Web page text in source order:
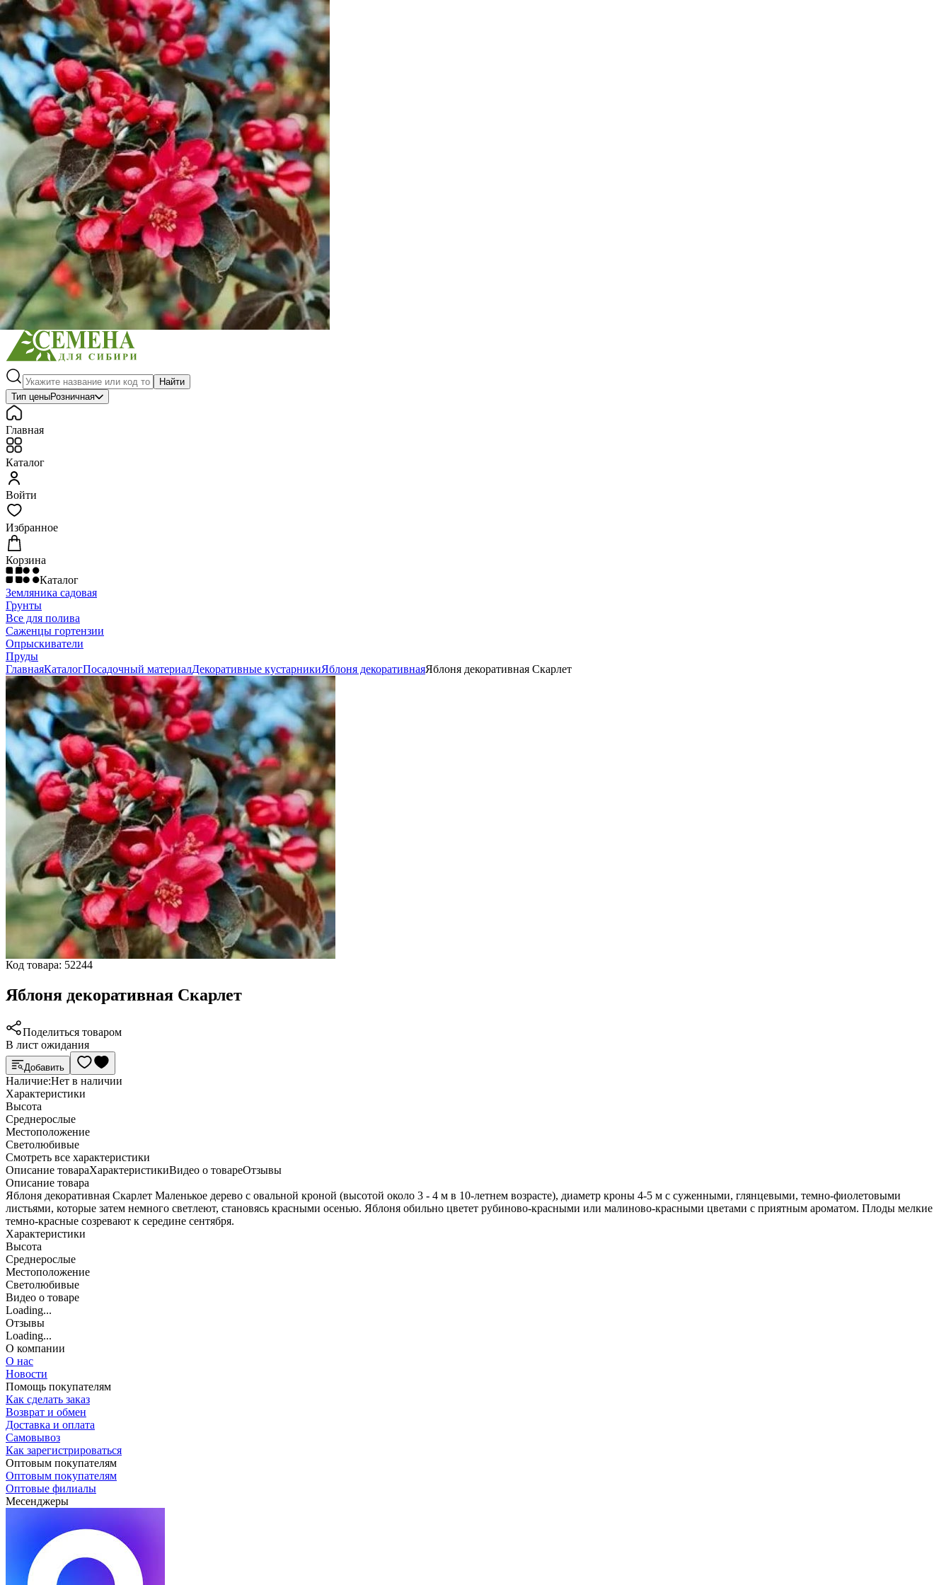
Выберите город
Обратный звонокЗаказать обратный звонок
Каталог
Семена
Грунты
Газонные травы, сидераты
Горшки, рассадники, аксессуары
Посадочный материал
Садовый инструмент, инвентарь
Консервирование
Средства защиты, удобрения, добавки, химия
Обустройство сада, декор
Найти
Тип ценыРозничная
Главная
Каталог
Войти
Избранное
Корзина
Каталог
Земляника садовая
Грунты
Все для полива
Саженцы гортензии
Опрыскиватели
Пруды
ГлавнаяКаталогПосадочный материалДекоративные кустарникиЯблоня декоративнаяЯблоня декоративная Скарлет
Код товара: 52244
Яблоня декоративная Скарлет
Поделиться товаром
В лист ожидания
Добавить
Наличие:Нет в наличии
Характеристики
Высота
Среднерослые
Местоположение
Светолюбивые
Cмотреть все характеристики
Описание товараХарактеристикиВидео о товареОтзывы
Описание товара
Яблоня декоративная Скарлет Маленькое дерево с овальной кроной (высотой около 3 - 4 м в 10-летнем возрасте), диаметр кроны 4-5 м с суженными, глянцевыми, темно-фиолетовыми
листьями, которые затем немного светлеют, становясь красными осенью. Яблоня обильно цветет рубиново-красными или малиново-красными цветами с приятным ароматом. Плоды мелкие
темно-красные созревают к середине сентября.
Характеристики
Высота
Среднерослые
Местоположение
Светолюбивые
Видео о товаре
Loading...
Отзывы
Loading...
О компании
О нас
Новости
Помощь покупателям
Как сделать заказ
Возврат и обмен
Доставка и оплата
Самовывоз
Как зарегистрироваться
Оптовым покупателям
Оптовым покупателям
Оптовые филиалы
Месенджеры